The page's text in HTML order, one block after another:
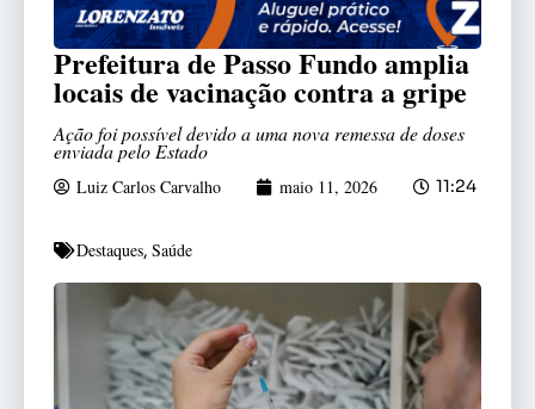
Prefeitura de Passo Fundo amplia
locais de vacinação contra a gripe
Ação foi possível devido a uma nova remessa de doses
enviada pelo Estado
Luiz Carlos Carvalho maio 11, 2026 11:24
Destaques, Saúde